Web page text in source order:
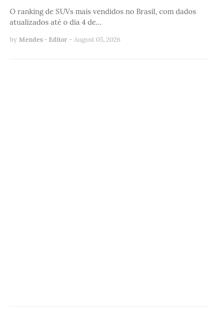
O ranking de SUVs mais vendidos no Brasil, com dados
atualizados até o dia 4 de…
by Mendes - Editor - August 05, 2026